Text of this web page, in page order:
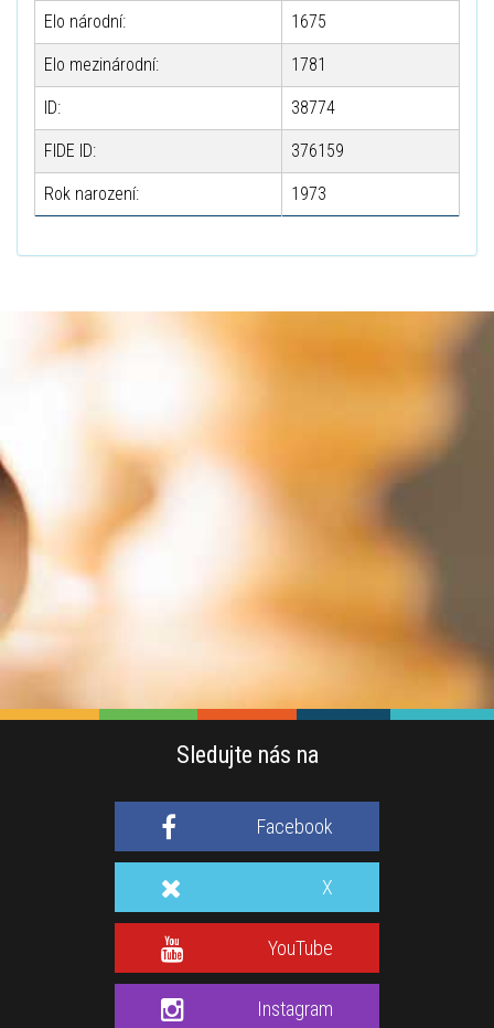
Elo národní: 1675
Elo mezinárodní: 1781
ID: 38774
FIDE ID: 376159
Rok narození: 1973
Sledujte nás na
Facebook
X
YouTube
Instagram